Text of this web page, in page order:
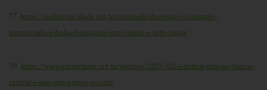
17 https://auditoriacidada.org.br/conteudo/deposito-voluntario-
remunerado-e-bolsa-banqueiro-sem-limite-e-sem-causa/
18 https://www.extraclasse.org.br/opiniao/2021/02/o-deficit-esta-no-banco-
central-e-nao-nos-gastos-sociais/